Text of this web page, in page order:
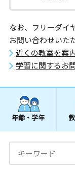
なお、フリーダイ
お問い合わせいた
近くの教室を案
学習に関するお
年齢・学年